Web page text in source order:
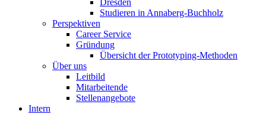
Dresden
Studieren in Annaberg-Buchholz
Perspektiven
Career Service
Gründung
Übersicht der Prototyping-Methoden
Über uns
Leitbild
Mitarbeitende
Stellenangebote
Intern